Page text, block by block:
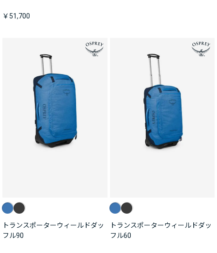
￥51,700
トランスポーターウィールドダッ
フル90
トランスポーターウィールドダッ
フル60